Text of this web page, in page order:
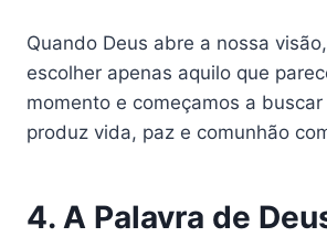
Quando Deus abre a nossa
escolher apenas aquilo que
momento e começamos a
produz vida, paz e comunhão
4. A Palavra de